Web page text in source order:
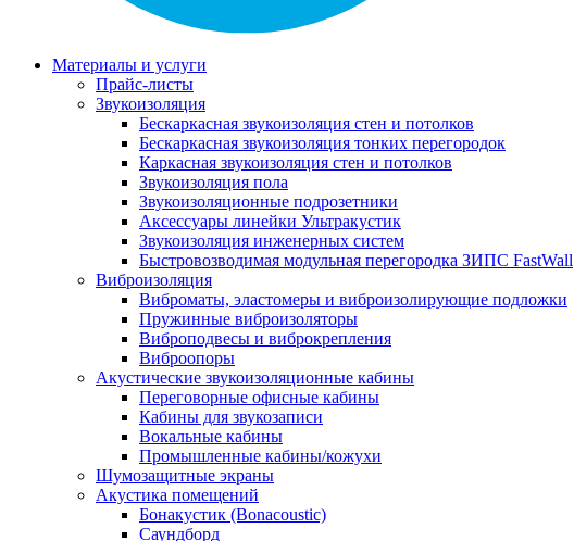
Материалы и услуги
Прайс-листы
Звукоизоляция
Бескаркасная звукоизоляция стен и потолков
Бескаркасная звукоизоляция тонких перегородок
Каркасная звукоизоляция стен и потолков
Звукоизоляция пола
Звукоизоляционные подрозетники
Аксессуары линейки Ультракустик
Звукоизоляция инженерных систем
Быстровозводимая модульная перегородка ЗИПС FastWall
Виброизоляция
Виброматы, эластомеры и виброизолирующие подложки
Пружинные виброизоляторы
Виброподвесы и виброкрепления
Виброопоры
Акустические звукоизоляционные кабины
Переговорные офисные кабины
Кабины для звукозаписи
Вокальные кабины
Промышленные кабины/кожухи
Шумозащитные экраны
Акустика помещений
Бонакустик (Bonacoustic)
Саундборд